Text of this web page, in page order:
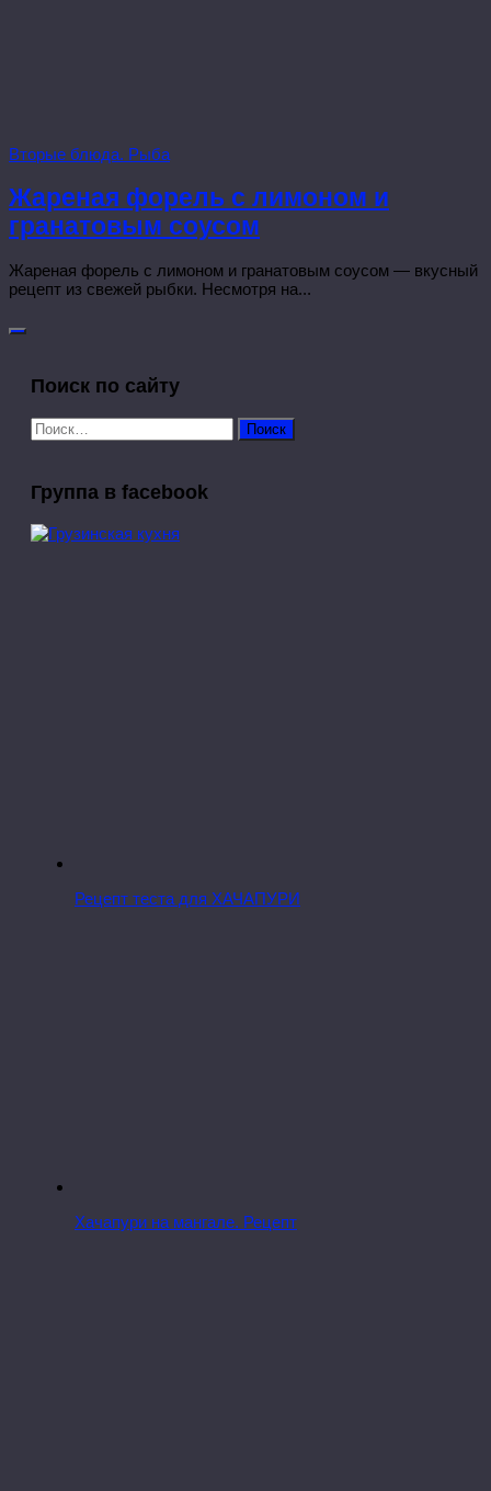
Вторые блюда. Рыба
Жареная форель с лимоном и
гранатовым соусом
Жареная форель с лимоном и гранатовым соусом — вкусный
рецепт из свежей рыбки. Несмотря на...
Поиск по сайту
Найти:
Группа в facebook
Рецепт теста для ХАЧАПУРИ
Хачапури на мангале. Рецепт